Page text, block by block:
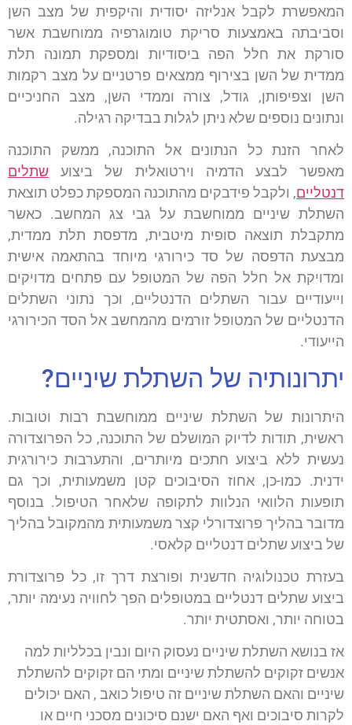
המאפשרת לקבל אנליזה יסודית והיקפית של מצב השן
וסביבתה באמצעות סריקת טומוגרפיה ממוחשבת אשר
סורקת את חלל הפה ביסודיות ומספקת תמונה תלת
ממדית של השן בצירוף ממצאים פרטניים על מצב רקמות
השן וצפיפותן, גודל, צורה וממדי השן, מצב החניכיים
ונתונים נוספים שלא ניתן לגלות בבדיקה רגילה.
לאחר הזנת כל הנתונים אל התוכנה, ממשק התוכנה
מאפשר לבצע הדמיה וירטואלית של ביצוע שתלים
דנטליים, ולקבל פידבקים מהתוכנה המספקת כפלט תוצאת
השתלת שיניים ממוחשבת על גבי צג המחשב. כאשר
מתקבלת תוצאה סופית מיטבית, מדפסת תלת ממדית,
מבצעת הדפסה של סד כירורגי מיוחד בהתאמה אישית
ומדויקת אל חלל הפה של המטופל עם פתחים מדויקים
וייעודיים עבור השתלים הדנטליים, וכך נתוני השתלים
הדנטליים של המטופל זורמים מהמחשב אל הסד הכירורגי
הייעודי.
יתרונותיה של השתלת שיניים?
היתרונות של השתלת שיניים ממוחשבת רבות וטובות.
ראשית, תודות לדיוק המושלם של התוכנה, כל הפרוצדורה
נעשית ללא ביצוע חתכים מיותרים, והתערבות כירורגית
ידנית. כמו-כן, אחוז הסיבוכים קטן משמעותית, וכך גם
תופעות הלוואי הנלוות לתקופה שלאחר הטיפול. בנוסף
מדובר בהליך פרוצדורלי קצר משמעותית מהמקובל בהליך
של ביצוע שתלים דנטליים קלאסי.
בעזרת טכנולוגיה חדשנית ופורצת דרך זו, כל פרוצדורת
ביצוע שתלים דנטליים במטופלים הפך לחוויה נעימה יותר,
בטוחה יותר, ואסתטית יותר.
אז בנושא השתלת שיניים נעסוק היום ונבין בכלליות למה
אנשים זקוקים להשתלת שיניים ומתי הם זקוקים להשתלת
שיניים והאם השתלת שיניים זה טיפול כואב , האם יכולים
לקרות סיבוכים ואף האם ישנם סיכונים מסכני חיים או